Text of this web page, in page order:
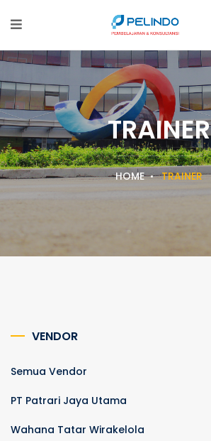
TRAINER
HOME TRAINER
VENDOR
Semua Vendor
PT Patrari Jaya Utama
Wahana Tatar Wirakelola